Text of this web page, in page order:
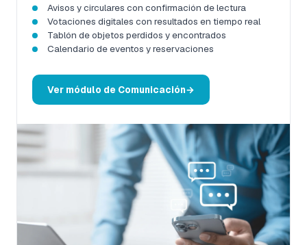
Avisos y circulares con confirmación de lectura
Votaciones digitales con resultados en tiempo real
Tablón de objetos perdidos y encontrados
Calendario de eventos y reservaciones
Ver módulo de Comunicación→